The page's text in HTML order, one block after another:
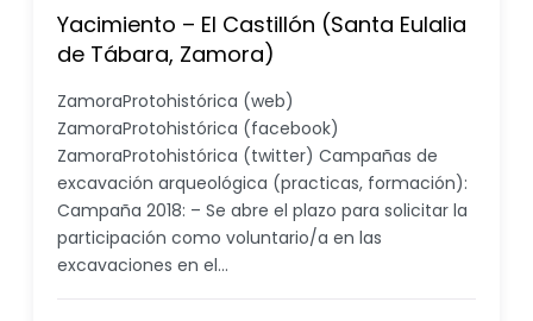
Yacimiento – El Castillón (Santa Eulalia
de Tábara, Zamora)
ZamoraProtohistórica (web)
ZamoraProtohistórica (facebook)
ZamoraProtohistórica (twitter) Campañas de
excavación arqueológica (practicas, formación):
Campaña 2018: – Se abre el plazo para solicitar la
participación como voluntario/a en las
excavaciones en el…